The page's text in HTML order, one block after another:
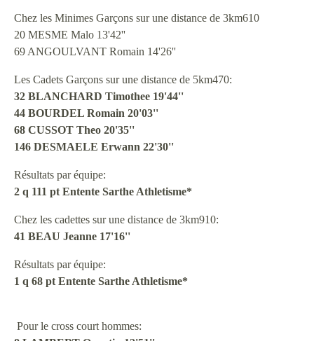
Chez les Minimes Garçons sur une distance de 3km610
20 MESME Malo 13'42''
69 ANGOULVANT Romain 14'26''
Les Cadets Garçons sur une distance de 5km470:
32 BLANCHARD Timothee 19'44''
44 BOURDEL Romain 20'03''
68 CUSSOT Theo 20'35''
146 DESMAELE Erwann 22'30''
Résultats par équipe:
2 q 111 pt Entente Sarthe Athletisme*
Chez les cadettes sur une distance de 3km910:
41 BEAU Jeanne 17'16''
Résultats par équipe:
1 q 68 pt Entente Sarthe Athletisme*
Pour le cross court hommes: